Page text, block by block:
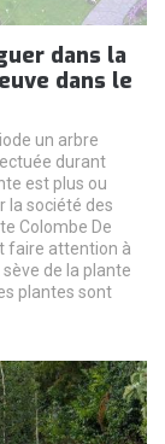
dans la
dans le
un arbre
durant
est plus ou
la société des
Colombe De
faire attention à
de la plante
plantes sont